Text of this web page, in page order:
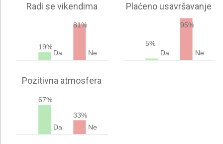
Radi se vikendima
19%
Da
81%
Ne
Plaćeno usavršavanje
5%
Da
95%
Ne
Pozitivna atmosfera
67%
Da
33%
Ne